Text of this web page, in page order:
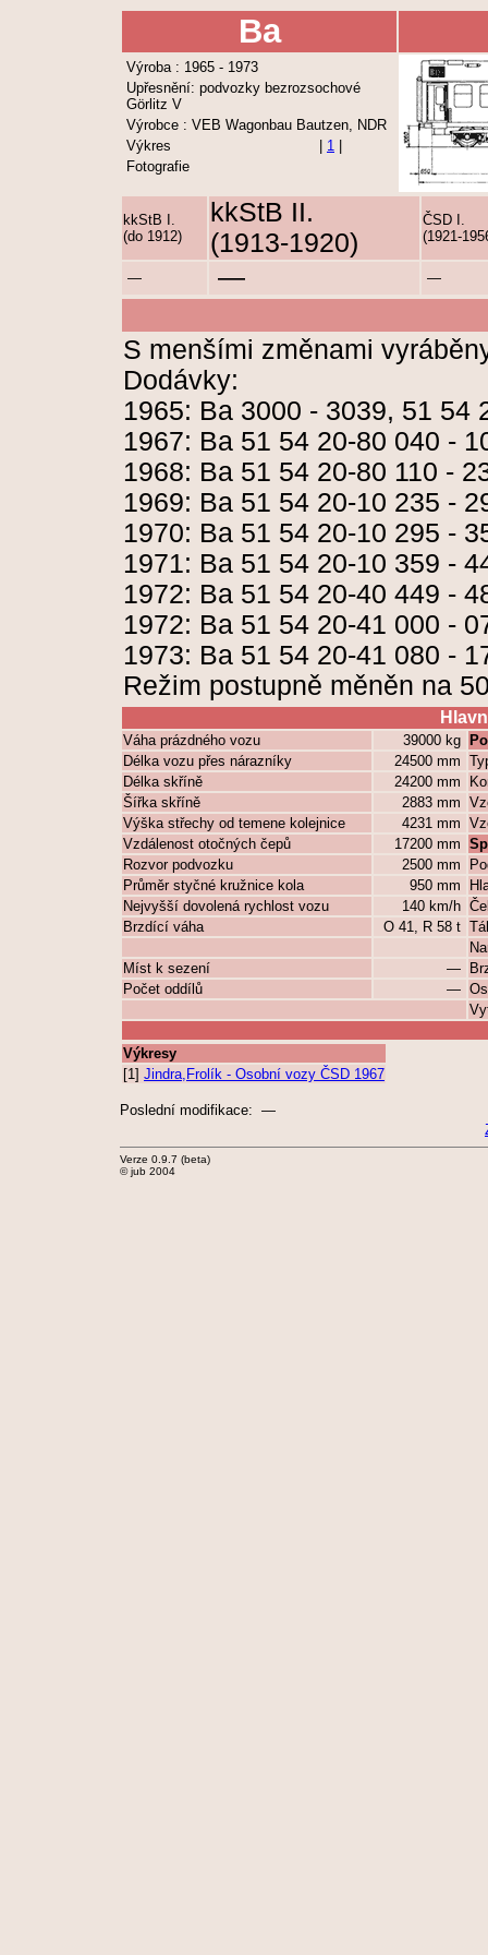
Ba
Výroba : 1965 - 1973
Upřesnění: podvozky bezrozsochové
Görlitz V
Výrobce : VEB Wagonbau Bautzen, NDR
Výkres
1
Fotografie
kkStB I.
(do 1912)
kkStB II.
(1913-1920)
ČSD I.
(1921-
— — —
S menšími změnami
Dodávky:
1965: Ba 3000 - 3039, 51 54
1967: Ba 51 54 20-80 040 -
1968: Ba 51 54 20-80 110 -
1969: Ba 51 54 20-10 235 -
1970: Ba 51 54 20-10 295 -
1971: Ba 51 54 20-10 359 -
1972: Ba 51 54 20-40 449 -
1972: Ba 51 54 20-41 000 -
1973: Ba 51 54 20-41 080 -
Režim postupně měněn na
Váha prázdného vozu 39000 kg
Délka vozu přes nárazníky
24500 mm
Délka skříně
24200 mm
Šířka skříně
2883 mm
Výška střechy od temene kolejnice
4231 mm
Vzdálenost otočných čepů
17200 mm
Rozvor podvozku
2500 mm
Průměr styčné kružnice kola
950 mm
Nejvyšší dovolená rychlost vozu
140 km/h
Brzdící váha
O 41, R 58 t
Míst k sezení
—
Počet oddílů
—
Výkresy
[1] Jindra,Frolík - Osobní vozy ČSD 1967
Poslední modifikace: —
Verze 0.9.7 (beta)
© jub 2004